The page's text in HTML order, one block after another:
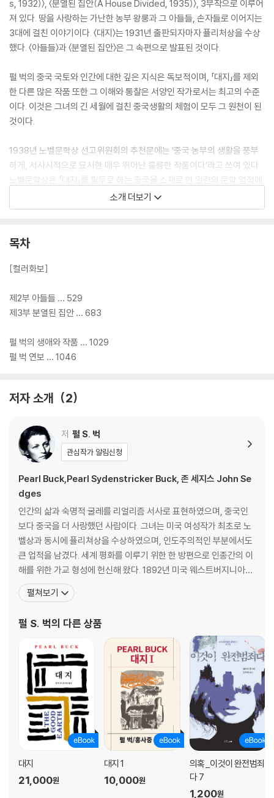
s, 1932)〉, 〈분열된 집안(A House Divided, 1935)〉, 3부작으로 이루어
져 있다. 땅을 사랑하는 가난한 농부 왕룽과 그 아들들, 손자들로 이어지는
3대에 걸친 이야기이다. 〈대지〉는 1931년 출판되자마자 퓰리처상을 수상
했다. 〈아들들〉과 〈분열된 집안〉은 그 속편으로 발표된 것이다.
펄 벅의 중국 국토와 인간에 대한 깊은 지식은 독보적이며, 「대지」를 제외
한 다른 많은 작품 또한 그 이해와 통찰은 서양인 작가로서는 최고의 수준
이다. 이것은 그녀의 긴 세월에 걸친 중국생활의 체험이 모두 그 원천이 된
것이다.
1938년 노벨문학상 선고위원회의 추천문에는 ‘중국 농부의 생활을 풍부
하게, 서사시적으로 묘사한 매우 뛰어난 훌륭한 작품이다’라고 쓰여 있다.
노벨문학상은 「대지」를 필두로 하는 중국을 소재로 한 일련의 문학 업적에
수여된 것이지만, 「대지」 하나만으로도 노벨문학상을 수상할 만하다는 느
낌을 주는 것은, 「대지」가 그녀의 부동의 걸작이라는 사실을 여실히 보여
소개 더보기
목차
[컬러화보]
제2부 아들들 … 529
제3부 분열된 집안 … 683
펄 벅의 생애와 작품 … 1029
펄 벅 연보 … 1046
저자 소개 2
저 펄 S. 벅
관심작가 알림신청
Pearl Buck,Pearl Sydenstricker Buck, 존 세지스 John Se
dges
인간의 삶과 숙명적 굴레를 리얼리즘 서사로 표현하였으며, 중국인
보다 중국을 더 사랑했던 사람이다. 그녀는 미국 여성작가 최초로 노
벨상과 동시에 퓰리쳐상을 수상하였으며, 인도주의적인 부분에서도
큰 업적을 남겼다. 세계 평화를 이루기 위한 한 방편으로 인종간의 이
해를 위한 가교 형성에 헌신해 왔다. 1892년 미국 웨스트버지니아에
서 태어나 생후 3개월 만에 장로회 선교사인 부모를 따라 중국으로
건너가 어린 시절을 보냈다. 아버지는 전도사업에만 열중했기 때문에
국으로 갔다가, 1914년 랜돌프 매콘 여자대학을
펼쳐보기
펄 S. 벅의 다른 상품
대지
21,000원
대지 1
10,000원
의혹_이것이 완전범죄
다 7
1,200원